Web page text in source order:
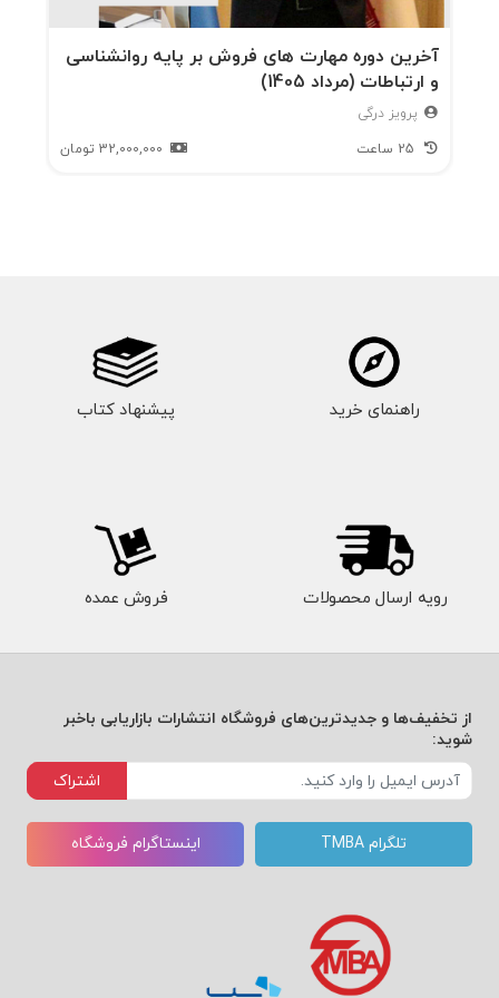
«تصمیم‌گیری» فراتر رفته و به سطح «معنادهی» به
سازمان رسیده‌اند. برخی از بینش‌های کلیدی که در
این فصل مطرح می‌شوند عبارت‌اند از:
درگی این دیدگاه را با نگرش رفتاری و روان‌شناختی
به مدیریت ترکیب می‌کند. او تأکید می‌کند که
مدیران نباید صرفاً «سازمان را اداره کنند»، بلکه باید
۴. فصل چهارم: ابزارهای توانمندسازی
مدیران
آخرین بخش کتاب، کاربردی‌ترین است و همانند یک
مهارت‌هایی مانند
درون‌سازمانی، مذاکره، حل تعارض، تصمیم‌سازی و
مدیریت تغییررا مدل‌سازی می‌کند.
توانمندسازی شناختی:آموزش تفکر
آخرین دوره مهارت های فروش بر پایه روانشناسی
و ارتباطات (مرداد 1405)
پرویز درگی
32,000,000 تومان
راهنمای خرید پیشنهاد کتاب
رویه ارسال محصولات فروش عمده
از تخفیف‌ها و جدیدترین‌های فروشگاه انتشارات بازاریابی باخبر
شوید:
اشتراک
تلگرام TMBA اینستاگرام فروشگاه